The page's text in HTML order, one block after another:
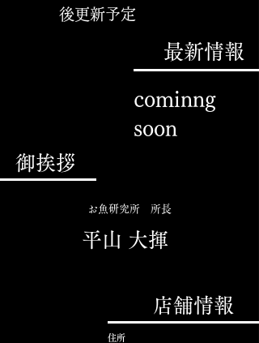
後更新予定
最新情報
cominng
soon
御挨拶
お魚研究所 所長
平山 大揮
店舗情報
住所